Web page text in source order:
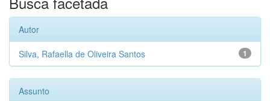
Autor
1
Silva, Rafaella de Oliveira Santos
Assunto